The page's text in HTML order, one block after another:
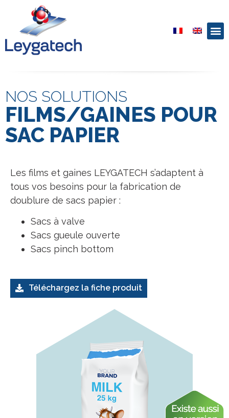
NOS SOLUTIONS
FILMS/GAINES POUR
SAC PAPIER
Les films et gaines LEYGATECH s’adaptent à
tous vos besoins pour la fabrication de
doublure de sacs papier :
Sacs à valve
Sacs gueule ouverte
Sacs pinch bottom
Téléchargez la fiche produit